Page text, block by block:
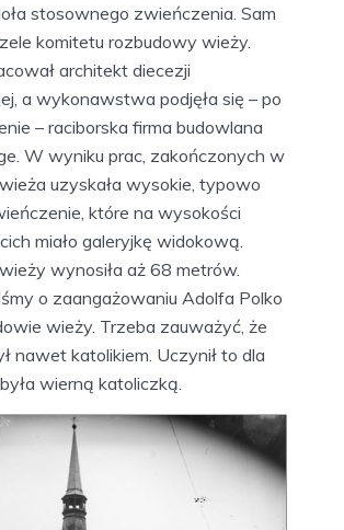
stosownego zwieńczenia. Sam
komitetu rozbudowy wieży.
architekt diecezji
a wykonawstwa podjęła się – po
– raciborska firma budowlana
W wyniku prac, zakończonych w
uzyskała wysokie, typowo
które na wysokości
miało galeryjkę widokową.
wynosiła aż 68 metrów.
o zaangażowaniu Adolfa Polko
wieży. Trzeba zauważyć, że
nawet katolikiem. Uczynił to dla
wierną katoliczką.